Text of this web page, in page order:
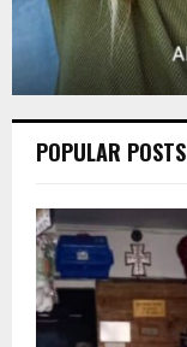
POPULAR POSTS